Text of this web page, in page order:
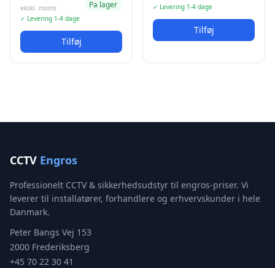
ekskl. moms
✓ Levering 1-4 dage
Pa lager
Tilføj
✓ Levering 1-4 dage
Tilføj
CCTV Engros
Professionelt CCTV & sikkerhedsudstyr til engros-priser. Vi
leverer til installatører, forhandlere og erhvervskunder i hele
Danmark.
Peter Bangs Vej 153
2000 Frederiksberg
+45 70 22 30 41